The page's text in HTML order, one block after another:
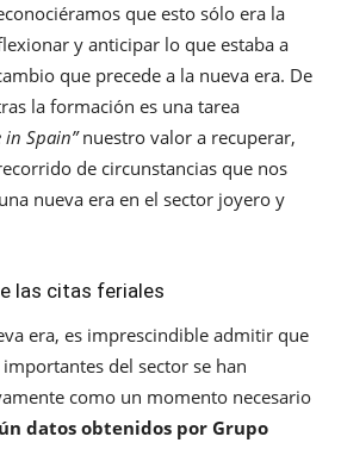
que esto sólo era la
y anticipar lo que estaba a
que precede a la nueva era. De
la formación es una tarea
in Spain”nuestro valor a recuperar,
de circunstancias que nos
nueva era en el sector joyero y
las citas feriales
era, es imprescindible admitir que
del sector se han
como un momento necesario
datos obtenidos por Grupo